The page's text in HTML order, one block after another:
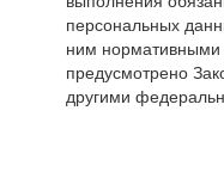
персональных
ним
предусмотрено
другими